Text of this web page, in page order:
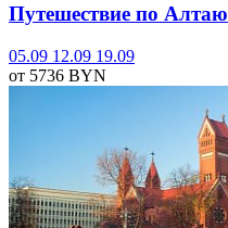
Путешествие по Алтаю
05.09 12.09 19.09
от 5736 BYN